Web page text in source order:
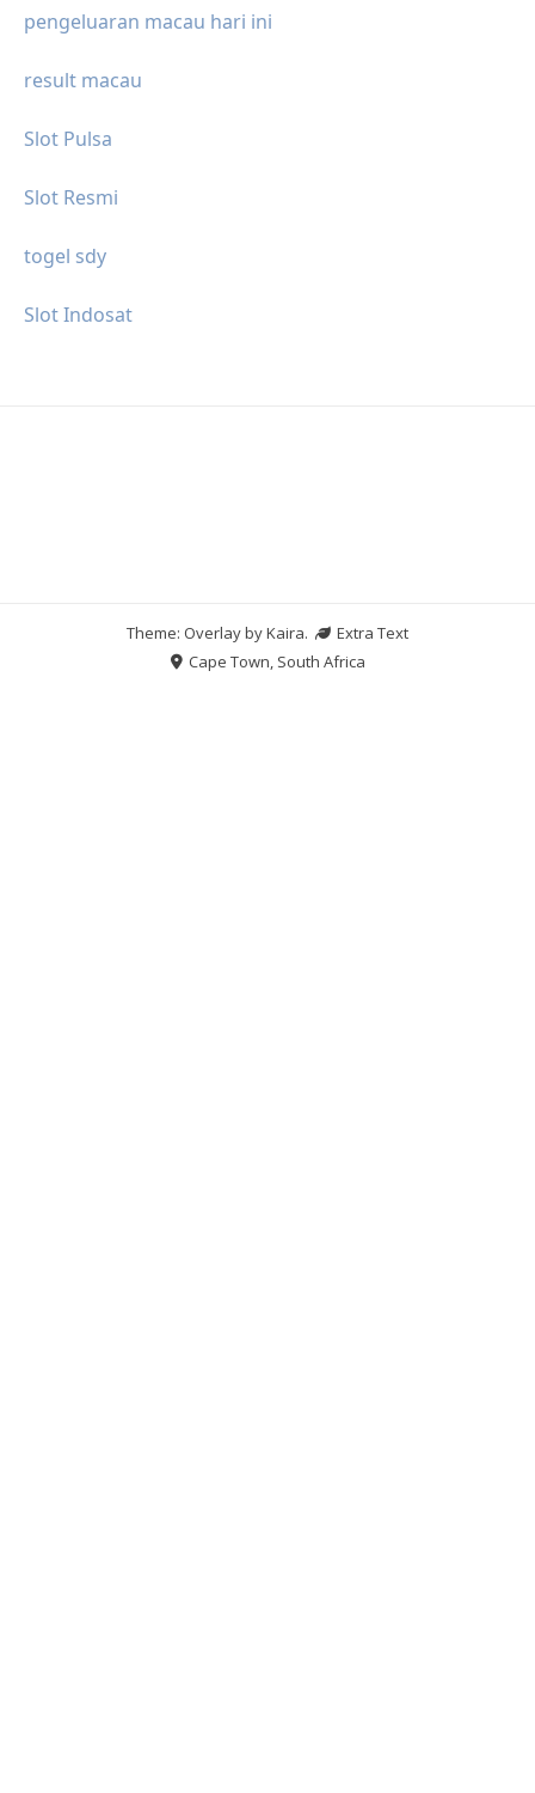
pengeluaran macau hari ini
result macau
Slot Pulsa
Slot Resmi
togel sdy
Slot Indosat
Theme: Overlay byKaira.
Extra Text
Cape Town, South Africa